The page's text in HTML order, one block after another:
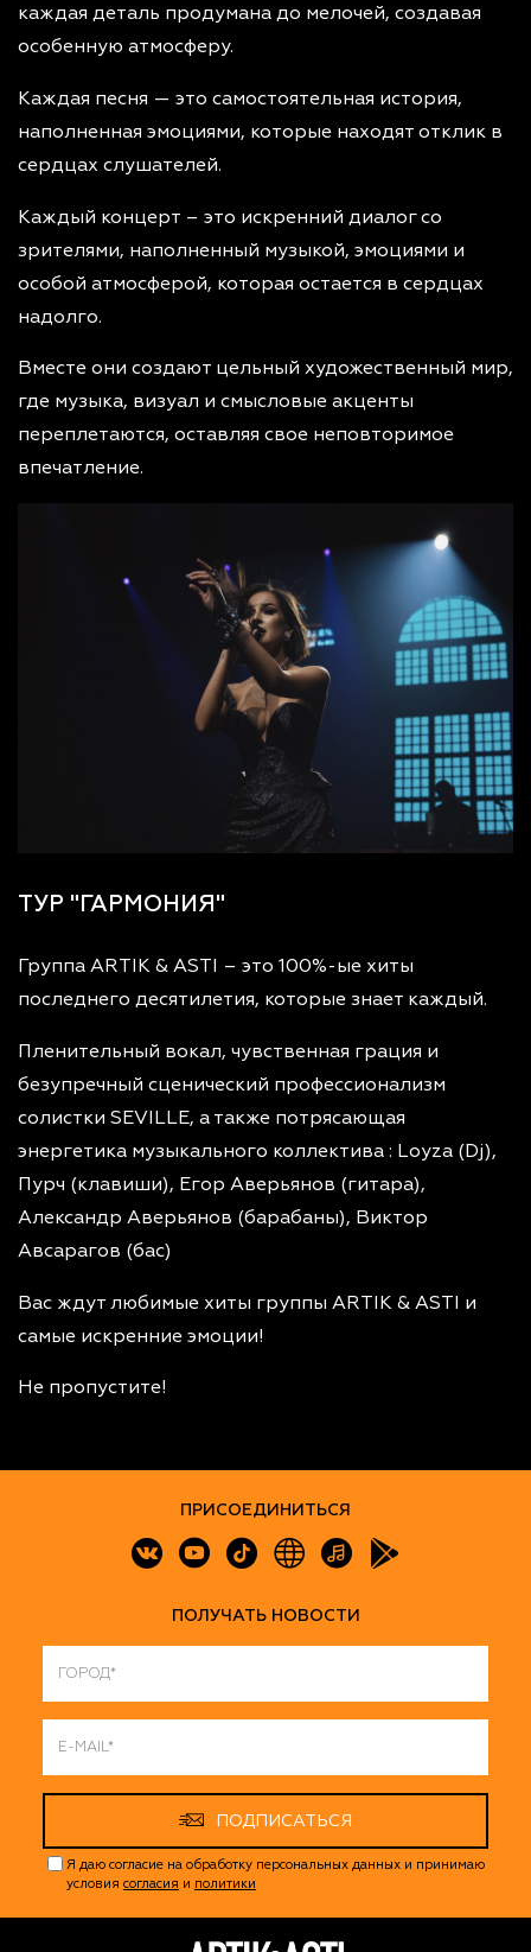
каждая деталь продумана до мелочей, создавая
особенную атмосферу.
Каждая песня — это самостоятельная история,
наполненная эмоциями, которые находят отклик в
сердцах слушателей.
Каждый концерт – это искренний диалог со
зрителями, наполненный музыкой, эмоциями и
особой атмосферой, которая остается в сердцах
надолго.
Вместе они создают цельный художественный мир,
где музыка, визуал и смысловые акценты
переплетаются, оставляя свое неповторимое
впечатление.
ТУР "ГАРМОНИЯ"
Группа ARTIK & ASTI – это 100%-ые хиты
последнего десятилетия, которые знает каждый.
Пленительный вокал, чувственная грация и
безупречный сценический профессионализм
солистки SEVILLE, а также потрясающая
энергетика музыкального коллектива : Loyza (Dj),
Пурч (клавиши), Егор Аверьянов (гитара),
Александр Аверьянов (барабаны), Виктор
Авсарагов (бас)
Вас ждут любимые хиты группы ARTIK & ASTI и
самые искренние эмоции!
Не пропустите!
ПРИСОЕДИНИТЬСЯ
ПОЛУЧАТЬ НОВОСТИ
ПОДПИСАТЬСЯ
Я даю согласие на обработку персональных данных и принимаю
условия согласия и политики